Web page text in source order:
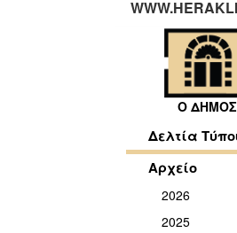
Ο ΔΗΜΟΣ
Δελτία
Αρχείο
2026
2025